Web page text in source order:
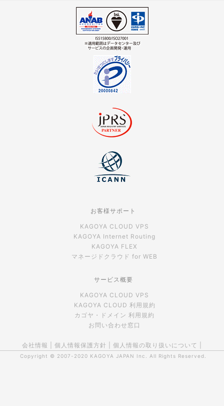
お客様サポート
KAGOYA CLOUD VPS
KAGOYA Internet Routing
KAGOYA FLEX
マネージドクラウド for WEB
サービス概要
KAGOYA CLOUD VPS
KAGOYA CLOUD 利用規約
カゴヤ・ドメイン 利用規約
お問い合わせ窓口
会社情報 個人情報保護方針 個人情報の取り扱いについて
Copyright © 2007-2020 KAGOYA JAPAN Inc. All Rights Reserved.